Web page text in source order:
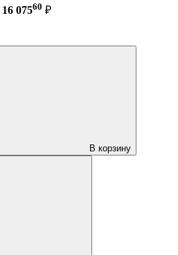
16 07560 ₽
В корзину